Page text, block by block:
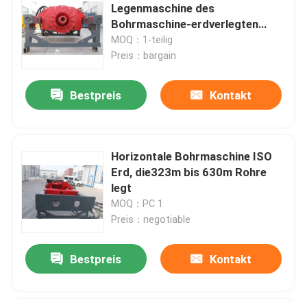
Legenmaschine des
Bohrmaschine-erdverlegten
Rohrs
MOQ：1-teilig
Preis：bargain
Bestpreis Kontakt
Horizontale Bohrmaschine ISO
Erd, die323m bis 630m Rohre
legt
MOQ：PC 1
Preis：negotiable
Bestpreis Kontakt